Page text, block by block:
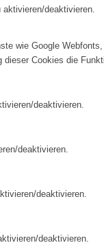
deaktivieren.
wie Google
Cookies die
deaktivieren.
deaktivieren.
deaktivieren.
deaktivieren.